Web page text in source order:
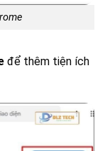
để thêm tiện ích